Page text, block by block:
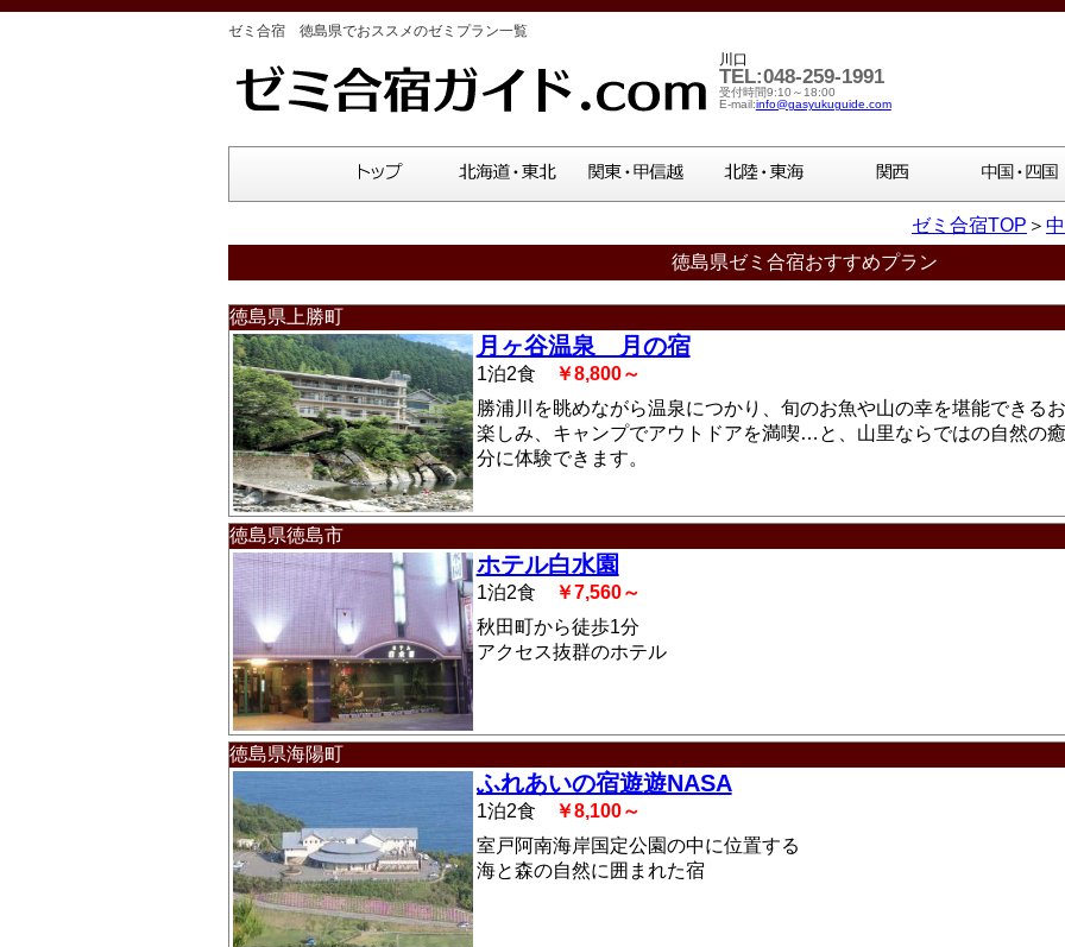
ゼミ合宿 徳島県でおススメのゼミプラン一覧
川口
TEL:048-259-1991
受付時間9:10～18:00
E-mail:info@gasyukuguide.com
ゼミ合宿TOP ＞
徳島県ゼミ合宿おすすめプラン
徳島県上勝町
月ヶ谷温泉 月の宿
1泊2食
￥8,800～
勝浦川を眺めながら温泉につかり、旬のお魚や山の幸を堪能できる
楽しみ、キャンプでアウトドアを満喫…と、山里ならではの自然の
分に体験できます。
徳島県徳島市
ホテル白水園
1泊2食
￥7,560～
秋田町から徒歩1分
アクセス抜群のホテル
徳島県海陽町
ふれあいの宿遊遊NASA
1泊2食
￥8,100～
室戸阿南海岸国定公園の中に位置する
海と森の自然に囲まれた宿